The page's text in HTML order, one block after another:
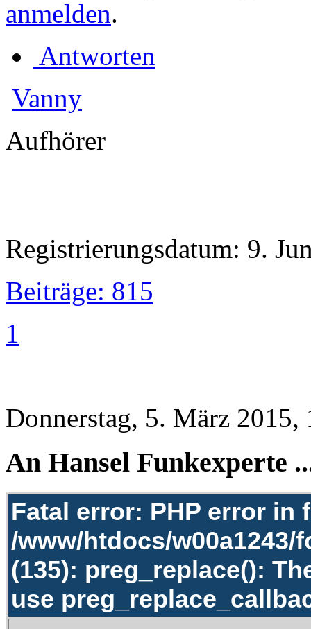
anmelden.
Antworten
Vanny
Aufhörer
Registrierungsdatum: 9.
Beiträge: 815
1
Donnerstag, 5. März 2015,
An Hansel Funkexperte
Fatal error: PHP error in
/www/htdocs/
(135): preg_replace():
use